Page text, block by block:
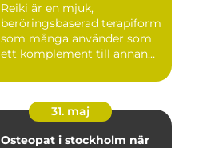
Reiki är en mjuk,
beröringsbaserad terapiform
som många använder som
ett komplement till annan
31. maj
Osteopat i stockholm när